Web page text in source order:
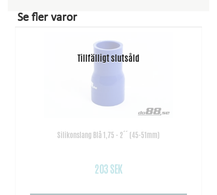
Se fler varor
Silikonslang Blå 1,75 - 2´´ (45-51mm)
203 SEK